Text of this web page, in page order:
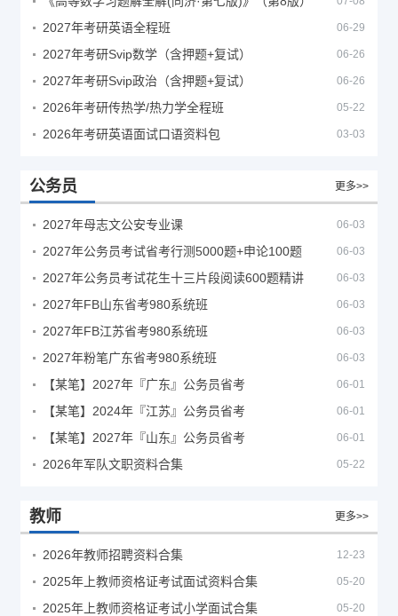
2027年考研英语全程班 06-29
2027年考研Svip数学（含押题+复试） 06-26
2027年考研Svip政治（含押题+复试） 06-26
2026年考研传热学/热力学全程班 05-22
2026年考研英语面试口语资料包 03-03
公务员 更多>>
2027年母志文公安专业课 06-03
2027年公务员考试省考行测5000题+申论100题 06-03
2027年公务员考试花生十三片段阅读600题精讲 06-03
2027年FB山东省考980系统班 06-03
2027年FB江苏省考980系统班 06-03
2027年粉笔广东省考980系统班 06-03
【某笔】2027年『广东』公务员省考 06-01
【某笔】2024年『江苏』公务员省考 06-01
【某笔】2027年『山东』公务员省考 06-01
2026年军队文职资料合集 05-22
教师 更多>>
2026年教师招聘资料合集 12-23
2025年上教师资格证考试面试资料合集 05-20
2025年上教师资格证考试小学面试合集 05-20